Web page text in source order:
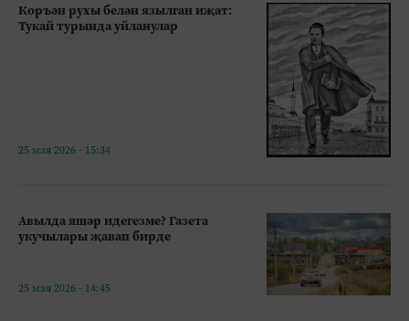
Коръән рухы белән язылган иҗат:
Тукай турында уйланулар
25 мая 2026 - 15:34
Авылда яшәр идегезме? Газета
укучылары җавап бирде
25 мая 2026 - 14:45